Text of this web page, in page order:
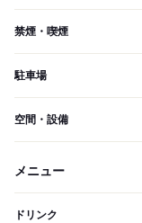
禁煙・喫煙
駐車場
空間・設備
メニュー
ドリンク